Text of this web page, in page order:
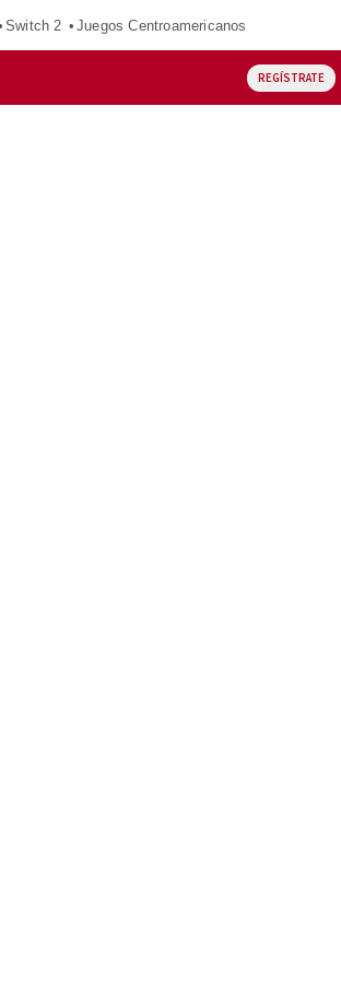
Switch 2 Juegos Centroamericanos
REGÍSTRATE